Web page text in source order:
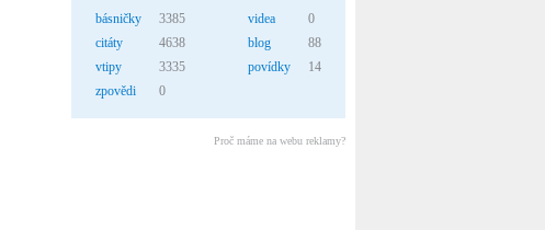
básničky
3385
citáty
4638
vtipy
3335
zpovědi
0
videa
0
blog
88
povídky
14
Proč máme na webu reklamy?